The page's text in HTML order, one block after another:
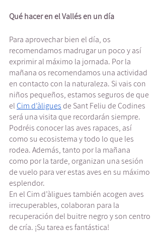
Qué hacer en el Vallés en un día
Para aprovechar bien el día, os
recomendamos madrugar un poco y así
exprimir al máximo la jornada. Por la
mañana os recomendamos una actividad
en contacto con la naturaleza. Si vais con
niños pequeños, estamos seguros de que
el Cim d’àligues de Sant Feliu de Codines
será una visita que recordarán siempre.
Podréis conocer las aves rapaces, así
como su ecosistema y todo lo que les
rodea. Además, tanto por la mañana
como por la tarde, organizan una sesión
de vuelo para ver estas aves en su máximo
esplendor.
En el Cim d’àligues también acogen aves
irrecuperables, colaboran para la
recuperación del buitre negro y son centro
de cría. ¡Su tarea es fantástica!